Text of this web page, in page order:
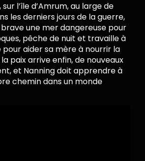
l’île d’Amrum, au large de
les derniers jours de la guerre,
brave une mer dangereuse pour
pêche de nuit et travaille à
pour aider sa mère à nourrir la
paix arrive enfin, de nouveaux
et Nanning doit apprendre à
chemin dans un monde